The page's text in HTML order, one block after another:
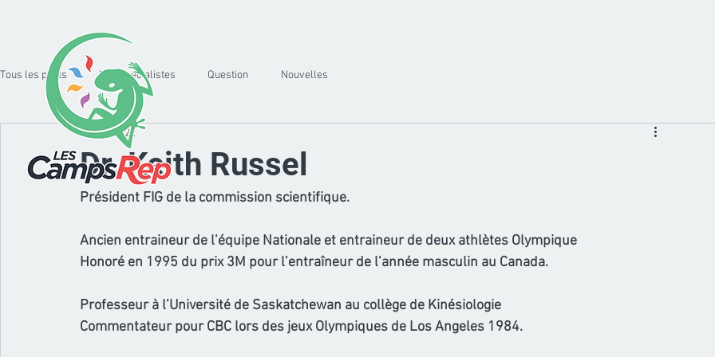
Tous les posts Nos spécialistes Question Nouvelles
Dr. Keith Russel
22 avr. 2022
Président FIG de la commission scientifique.
Ancien entraineur de l’équipe Nationale et entraineur de deux athlètes Olympique
Honoré en 1995 du prix 3M pour l’entraîneur de l’année masculin au Canada.
Professeur à l’Université de Saskatchewan au collège de Kinésiologie
Commentateur pour CBC lors des jeux Olympiques de Los Angeles 1984.